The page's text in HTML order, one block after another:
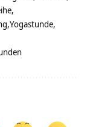
Yogastunde